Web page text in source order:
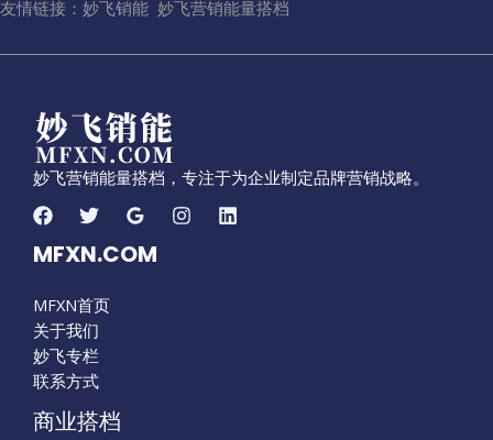
友情链接： 妙飞销能 妙飞营销能量搭档
妙飞营销能量搭档，专注于为企业制定品牌营销战略。
MFXN.COM
MFXN首页
关于我们
妙飞专栏
联系方式
商业搭档